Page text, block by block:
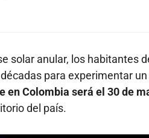
solar anular, los habitantes
para experimentar
en Colombia será el 30 de
del país.